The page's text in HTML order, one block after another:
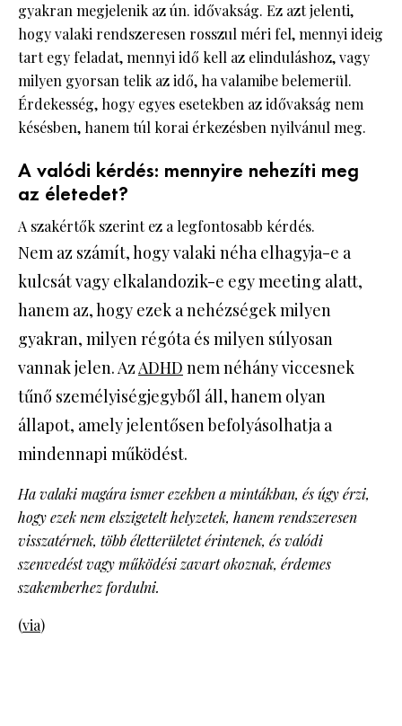
gyakran megjelenik az ún. idővakság. Ez azt jelenti,
hogy valaki rendszeresen rosszul méri fel, mennyi ideig
tart egy feladat, mennyi idő kell az elinduláshoz, vagy
milyen gyorsan telik az idő, ha valamibe belemerül.
Érdekesség, hogy egyes esetekben az idővakság nem
késésben, hanem túl korai érkezésben nyilvánul meg.
A valódi kérdés: mennyire nehezíti meg
az életedet?
A szakértők szerint ez a legfontosabb kérdés.
Nem az számít, hogy valaki néha elhagyja-e a
kulcsát vagy elkalandozik-e egy meeting alatt,
hanem az, hogy ezek a nehézségek milyen
gyakran, milyen régóta és milyen súlyosan
vannak jelen. AzADHD nem néhány viccesnek
tűnő személyiségjegyből áll, hanem olyan
állapot, amely jelentősen befolyásolhatja a
mindennapi működést.
Ha valaki magára ismer ezekben a mintákban, és úgy érzi,
hogy ezek nem elszigetelt helyzetek, hanem rendszeresen
visszatérnek, több életterületet érintenek, és valódi
szenvedést vagy működési zavart okoznak, érdemes
szakemberhez fordulni.
(via)